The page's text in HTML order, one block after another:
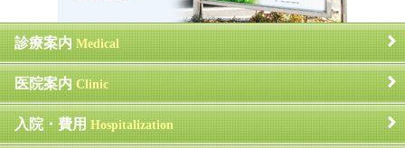
診療案内 Medical
医院案内 Clinic
入院・費用 Hospitalization